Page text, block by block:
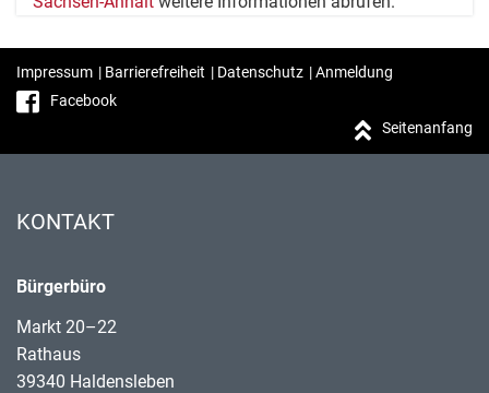
Impressum | Barrierefreiheit | Datenschutz |Anmeldung
Facebook
Seitenanfang
KONTAKT
Bürgerbüro
Markt 20–22
Rathaus
39340 Haldensleben